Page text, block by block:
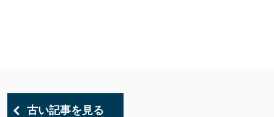
古い記事を見る